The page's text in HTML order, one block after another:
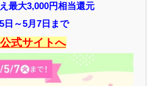
最大3,000円相当還元
日～5月7日まで
式サイトへ